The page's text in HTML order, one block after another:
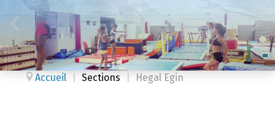
Accueil Sections Hegal Egin